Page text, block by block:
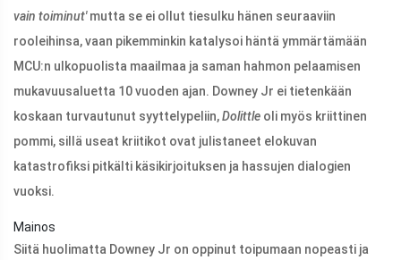
vain toiminut'mutta se ei ollut tiesulku hänen seuraaviin
rooleihinsa, vaan pikemminkin katalysoi häntä ymmärtämään
MCU:n ulkopuolista maailmaa ja saman hahmon pelaamisen
mukavuusaluetta 10 vuoden ajan. Downey Jr ei tietenkään
koskaan turvautunut syyttelypeliin,Dolittle oli myös kriittinen
pommi, sillä useat kriitikot ovat julistaneet elokuvan
katastrofiksi pitkälti käsikirjoituksen ja hassujen dialogien
vuoksi.
Mainos
Siitä huolimatta Downey Jr on oppinut toipumaan nopeasti ja